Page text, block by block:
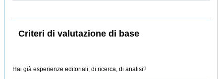
Criteri di valutazione di base
Hai già esperienze editoriali, di ricerca, di analisi?